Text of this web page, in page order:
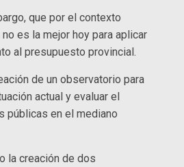
que por el contexto
es la mejor hoy para aplicar
al presupuesto provincial.
de un observatorio para
actual y evaluar el
públicas en el mediano
la creación de dos